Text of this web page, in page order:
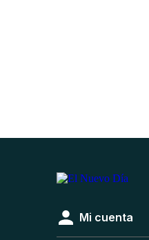
Mi cuenta